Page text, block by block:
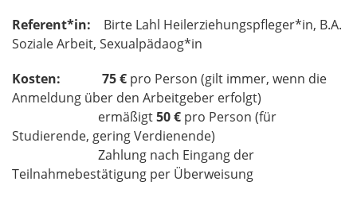
Referent*in: Birte Lahl Heilerziehungspfleger*in, B.A.
Soziale Arbeit, Sexualpädaog*in
Kosten: 75 € pro Person (gilt immer, wenn die
Anmeldung über den Arbeitgeber erfolgt)
ermäßigt50 € pro Person (für
Studierende, gering Verdienende)
Zahlung nach Eingang der
Teilnahmebestätigung per Überweisung